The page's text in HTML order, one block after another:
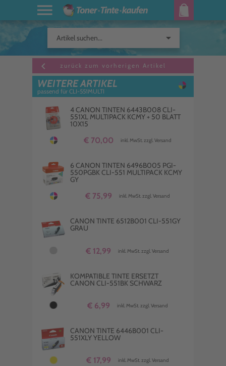
Artikel suchen... arrow_drop_down
zurück zum vorherigen Artikel
keyboard_arrow_left
WEITERE ARTIKEL
passend für CLI-551MULTI
4 CANON TINTEN 6443B008 CLI-
551XL MULTIPACK KCMY + 50 BLATT
10X15
€ 70,00 inkl. MwSt. zzgl. Versand
6 CANON TINTEN 6496B005 PGI-
550PGBK CLI-551 MULTIPACK KCMY
GY
€ 75,99 inkl. MwSt. zzgl. Versand
CANON TINTE 6512B001 CLI-551GY
GRAU
€ 12,99 inkl. MwSt. zzgl. Versand
KOMPATIBLE TINTE ERSETZT
CANON CLI-551BK SCHWARZ
€ 6,99 inkl. MwSt. zzgl. Versand
CANON TINTE 6446B001 CLI-
551XLY YELLOW
€ 17,99 inkl. MwSt. zzgl. Versand